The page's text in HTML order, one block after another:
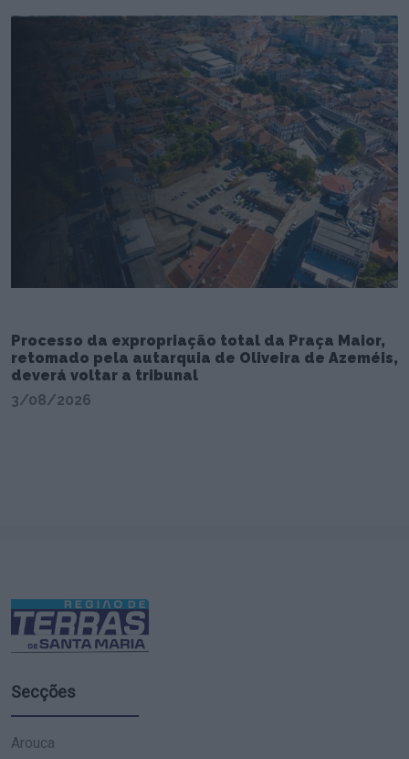
Processo da expropriação total da Praça Maior,
retomado pela autarquia de Oliveira de Azeméis,
deverá voltar a tribunal
3/08/2026
Secções
Arouca